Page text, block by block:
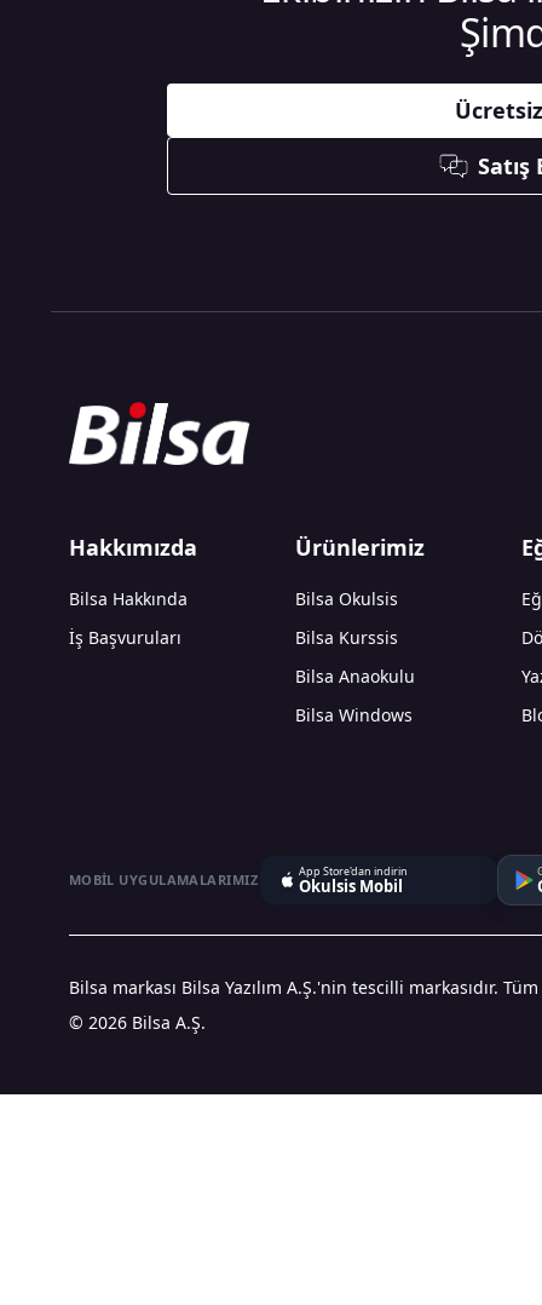
Hakkımızda
Bilsa Hakkında
İş Başvuruları
Ürünlerimiz
Bilsa Okulsis
Bilsa Kurssis
Bilsa Anaokulu
Bilsa Windows
MOBIL UYGULAMALARIMIZ App Store'dan indirin
Okulsis Mobil
Bilsa markası Bilsa Yazılım A.Ş.'nin tescilli markasıdır.
© 2026 Bilsa A.Ş.